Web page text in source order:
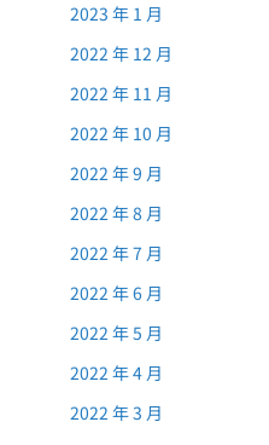
2023 年 1 月
2022 年 12 月
2022 年 11 月
2022 年 10 月
2022 年 9 月
2022 年 8 月
2022 年 7 月
2022 年 6 月
2022 年 5 月
2022 年 4 月
2022 年 3 月